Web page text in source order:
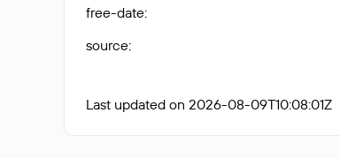
free-date:
source:
Last updated on 2026-08-09T10:08:01Z